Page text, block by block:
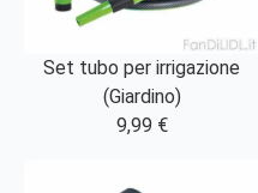
Set tubo per irrigazione
(Giardino)
9,99 €